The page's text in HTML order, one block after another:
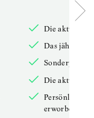
Die aktuelle
Das jährliche
Die aktuelle
Persönliches
erworbenen